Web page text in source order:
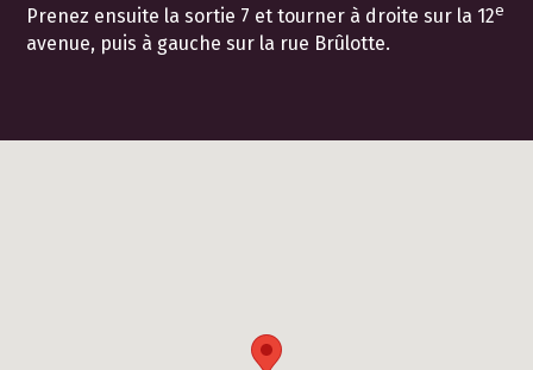
Prenez ensuite la sortie 7 et tourner à droite sur la 12e
avenue, puis à gauche sur la rue Brûlotte.